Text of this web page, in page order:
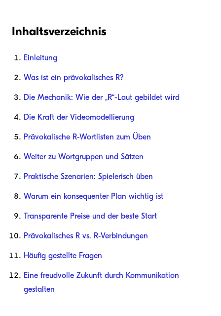
Inhaltsverzeichnis
Einleitung
Was ist ein prävokalisches R?
Die Mechanik: Wie der „R“-Laut gebildet wird
Die Kraft der Videomodellierung
Prävokalische R-Wortlisten zum Üben
Weiter zu Wortgruppen und Sätzen
Praktische Szenarien: Spielerisch üben
Warum ein konsequenter Plan wichtig ist
Transparente Preise und der beste Start
Prävokalisches R vs. R-Verbindungen
Häufig gestellte Fragen
Eine freudvolle Zukunft durch Kommunikation
gestalten